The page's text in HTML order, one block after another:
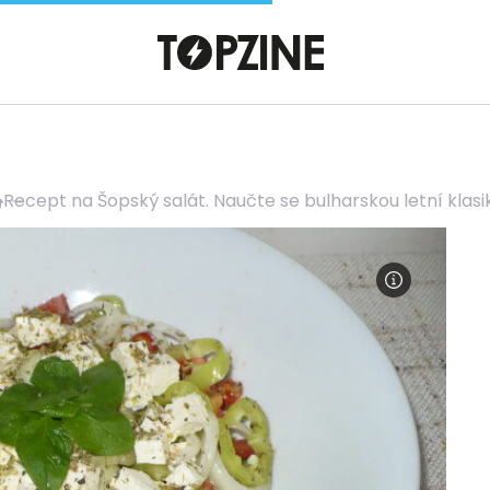
Recept na Šopský salát. Naučte se bulharskou letní